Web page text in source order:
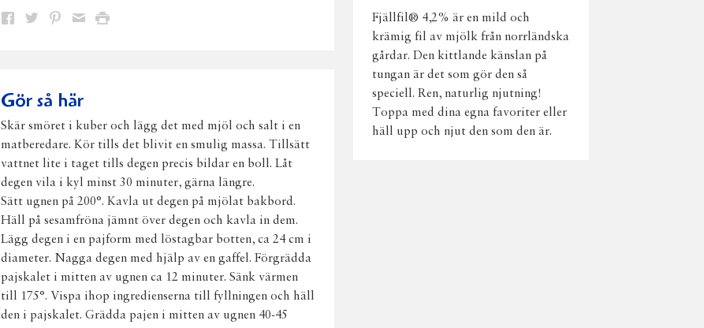
Dela Dela Dela DelaSkriv
Gör så här
Skär smöret i kuber och lägg det med mjöl och salt i en
matberedare. Kör tills det blivit en smulig massa. Tillsätt
vattnet lite i taget tills degen precis bildar en boll. Låt
degen vila i kyl minst 30 minuter, gärna längre.
Sätt ugnen på 200°. Kavla ut degen på mjölat bakbord.
Häll på sesamfröna jämnt över degen och kavla in dem.
Lägg degen i en pajform med löstagbar botten, ca 24 cm i
diameter. Nagga degen med hjälp av en gaffel. Förgrädda
pajskalet i mitten av ugnen ca 12 minuter. Sänk värmen
till 175°. Vispa ihop ingredienserna till fyllningen och häll
den i pajskalet. Grädda pajen i mitten av ugnen 40-45
Fjällfil® 4,2% är en mild och
krämig fil av mjölk från norrländska
gårdar. Den kittlande känslan på
tungan är det som gör den så
speciell. Ren, naturlig njutning!
Toppa med dina egna favoriter eller
häll upp och njut den som den är.